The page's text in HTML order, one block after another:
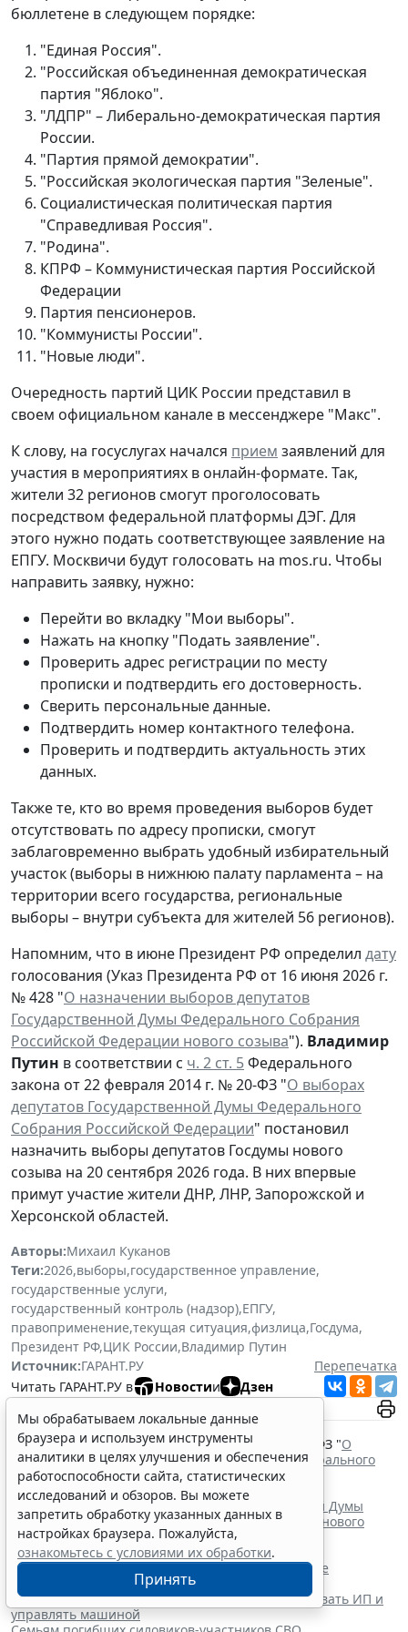
бюллетене в следующем порядке:
"Единая Россия".
"Российская объединенная демократическая
партия "Яблоко".
"ЛДПР" – Либерально-демократическая партия
России.
"Партия прямой демократии".
"Российская экологическая партия "Зеленые".
Социалистическая политическая партия
"Справедливая Россия".
"Родина".
КПРФ – Коммунистическая партия Российской
Федерации
Партия пенсионеров.
"Коммунисты России".
"Новые люди".
Очередность партий ЦИК России представил в
своем официальном канале в мессенджере "Макс".
К слову, на госуслугах начался прием заявлений для
участия в мероприятиях в онлайн-формате. Так,
жители 32 регионов смогут проголосовать
посредством федеральной платформы ДЭГ. Для
этого нужно подать соответствующее заявление на
ЕПГУ. Москвичи будут голосовать на mos.ru. Чтобы
направить заявку, нужно:
Перейти во вкладку "Мои выборы".
Нажать на кнопку "Подать заявление".
Проверить адрес регистрации по месту
прописки и подтвердить его достоверность.
Сверить персональные данные.
Подтвердить номер контактного телефона.
Проверить и подтвердить актуальность этих
данных.
Также те, кто во время проведения выборов будет
отсутствовать по адресу прописки, смогут
заблаговременно выбрать удобный избирательный
участок (выборы в нижнюю палату парламента – на
территории всего государства, региональные
выборы – внутри субъекта для жителей 56 регионов).
Напомним, что в июне Президент РФ определил дату
голосования (Указ Президента РФ от 16 июня 2026 г.
№ 428 "О назначении выборов депутатов
Государственной Думы Федерального Собрания
Российской Федерации нового созыва"). Владимир
Путин в соответствии с ч. 2 ст. 5Федерального
закона от 22 февраля 2014 г. № 20-ФЗ "О выборах
депутатов Государственной Думы Федерального
Собрания Российской Федерации" постановил
назначить выборы депутатов Госдумы нового
созыва на 20 сентября 2026 года. В них впервые
примут участие жители ДНР, ЛНР, Запорожской и
Херсонской областей.
Авторы:Михаил Куканов
Теги:2026,выборы,государственное управление,
государственные услуги,
государственный контроль (надзор),ЕПГУ,
правоприменение,текущая ситуация,физлица,Госдума,
Президент РФ,ЦИК России,Владимир Путин
Источник:ГАРАНТ.РУ
Перепечатка
Читать ГАРАНТ.РУ в
Новостии Дзен
Документы по теме:
Федеральный закон от 22 февраля 2014 г. № 20-ФЗ "О
выборах депутатов Государственной Думы Федерального
Собрания Российской Федерации"
Указ Президента РФ от 16 июня 2026 г. № 428 "
назначении выборов депутатов Государственной Думы
Федерального Собрания Российской Федерации нового
созыва"
Читайте также:
Список актов для работ по каталогизации в сфере
гособоронзаказа скорректируют
Осужденным релокантам запретили регистрировать ИП и
управлять машиной
Мы обрабатываем локальные данные
браузера и используем инструменты
аналитики в целях улучшения и обеспечения
работоспособности сайта, статистических
исследований и обзоров. Вы можете
запретить обработку указанных данных в
настройках браузера. Пожалуйста,
ознакомьтесь с условиями их обработки.
Принять